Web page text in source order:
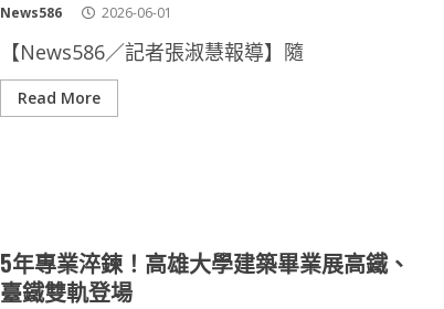
News586 2026-06-01
【News586／記者張淑慧報導】隨
Read More
5年專業淬鍊！高雄大學建築畢業展高鐵、
臺鐵雙軌登場